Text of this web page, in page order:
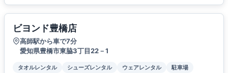
ビヨンド豊橋店
高師駅から車で7分
愛知県豊橋市東脇3丁目22－1
タオルレンタル シューズレンタル ウェアレンタル
駐車場